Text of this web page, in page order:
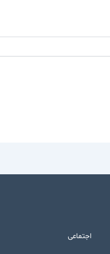
اجتماعی